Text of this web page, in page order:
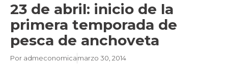
23 de abril: inicio de la
primera temporada de
pesca de anchoveta
Por admeconomicamarzo 30, 2014